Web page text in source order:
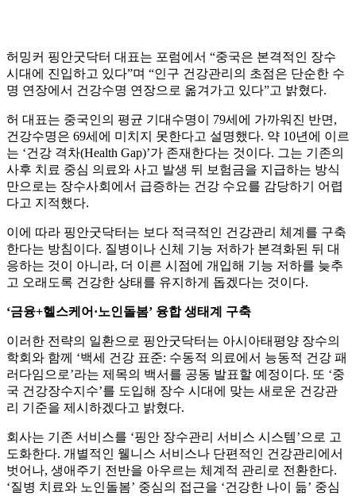
허밍커 핑안굿닥터 대표는 포럼에서 “중국은 본격적인 장수
시대에 진입하고 있다”며 “인구 건강관리의 초점은 단순한 수
명 연장에서 건강수명 연장으로 옮겨가고 있다”고 밝혔다.
허 대표는 중국인의 평균 기대수명이 79세에 가까워진 반면,
건강수명은 69세에 미치지 못한다고 설명했다. 약 10년에 이르
는 ‘건강 격차(Health Gap)’가 존재한다는 것이다. 그는 기존의
사후 치료 중심 의료와 사고 발생 뒤 보험금을 지급하는 방식
만으로는 장수사회에서 급증하는 건강 수요를 감당하기 어렵
다고 지적했다.
이에 따라 핑안굿닥터는 보다 적극적인 건강관리 체계를 구축
한다는 방침이다. 질병이나 신체 기능 저하가 본격화된 뒤 대
응하는 것이 아니라, 더 이른 시점에 개입해 기능 저하를 늦추
고 오래도록 건강한 상태를 유지하게 돕겠다는 것이다.
‘금융+헬스케어·노인돌봄’ 융합 생태계 구축
이러한 전략의 일환으로 핑안굿닥터는 아시아태평양 장수의
학회와 함께 ‘백세 건강 표준: 수동적 의료에서 능동적 건강 패
러다임으로’라는 제목의 백서를 공동 발표할 예정이다. 또 ‘중
국 건강장수지수’를 도입해 장수 시대에 맞는 새로운 건강관
리 기준을 제시하겠다고 밝혔다.
회사는 기존 서비스를 ‘핑안 장수관리 서비스 시스템’으로 고
도화한다. 개별적인 웰니스 서비스나 단편적인 건강관리에서
벗어나, 생애주기 전반을 아우르는 체계적 관리로 전환한다.
‘질병 치료와 노인돌봄’ 중심의 접근을 ‘건강한 나이 듦’ 중심